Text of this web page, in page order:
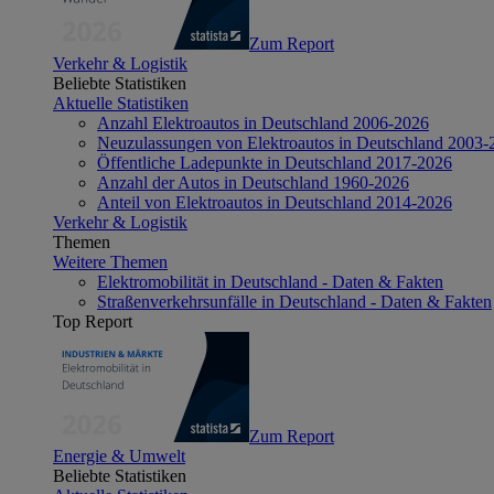
Zum Report
Verkehr & Logistik
Beliebte Statistiken
Aktuelle Statistiken
Anzahl Elektroautos in Deutschland 2006-2026
Neuzulassungen von Elektroautos in Deutschland 2003-
Öffentliche Ladepunkte in Deutschland 2017-2026
Anzahl der Autos in Deutschland 1960-2026
Anteil von Elektroautos in Deutschland 2014-2026
Verkehr & Logistik
Themen
Weitere Themen
Elektromobilität in Deutschland - Daten & Fakten
Straßenverkehrsunfälle in Deutschland - Daten & Fakten
Top Report
Zum Report
Energie & Umwelt
Beliebte Statistiken